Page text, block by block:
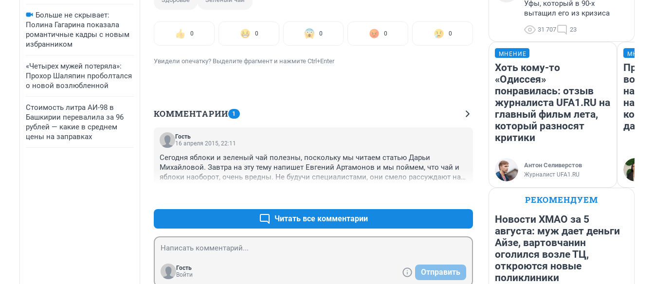
Больше не скрывает:
Полина Гагарина показала
романтичные кадры с новым
избранником
«Четырех мужей потеряла»:
Прохор Шаляпин проболтался
о новой возлюбленной
Стоимость литра АИ-98 в
Башкирии перевалила за 96
рублей — какие в среднем
цены на заправках
0 0 0 0 0
Увидели опечатку? Выделите фрагмент и нажмите Ctrl+Enter
КОММЕНТАРИИ 1
Гость
16 апреля 2015, 22:11
Сегодня яблоки и зеленый чай полезны, поскольку мы читаем статью Дарьи
Михайловой. Завтра на эту тему напишет Евгений Артамонов и мы поймем, что чай и
яблоки наоборот, очень вредны. Не будучи специалистами, они смело рассуждают на
Читать все комментарии
Гость
Войти
Отправить
Уфы, который в 90-х
вытащил его из кризиса
31 707 23
МНЕНИЕ
Хоть кому-то
«Одиссея»
понравилась: отзыв
журналиста UFA1.RU на
главный фильм лета,
который разносят
критики
Антон Селиверстов
Журналист UFA1.RU
нам
даже
РЕКОМЕНДУЕМ
Новости ХМАО за 5
августа: муж дает деньги
Айзе, вартовчанин
оголился возле ТЦ,
откроются новые
поликлиники